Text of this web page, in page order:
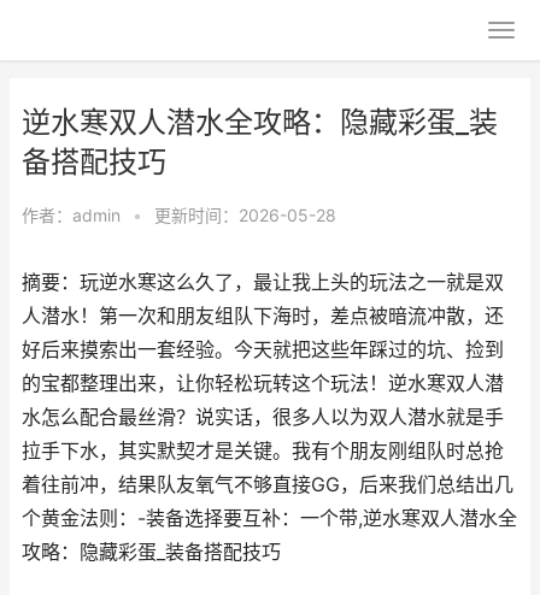
逆水寒双人潜水全攻略：隐藏彩蛋_装
备搭配技巧
作者： admin • 更新时间：2026-05-28
摘要：玩逆水寒这么久了，最让我上头的玩法之一就是双
人潜水！第一次和朋友组队下海时，差点被暗流冲散，还
好后来摸索出一套经验。今天就把这些年踩过的坑、捡到
的宝都整理出来，让你轻松玩转这个玩法！逆水寒双人潜
水怎么配合最丝滑？说实话，很多人以为双人潜水就是手
拉手下水，其实默契才是关键。我有个朋友刚组队时总抢
着往前冲，结果队友氧气不够直接GG，后来我们总结出几
个黄金法则：-装备选择要互补：一个带,逆水寒双人潜水全
攻略：隐藏彩蛋_装备搭配技巧